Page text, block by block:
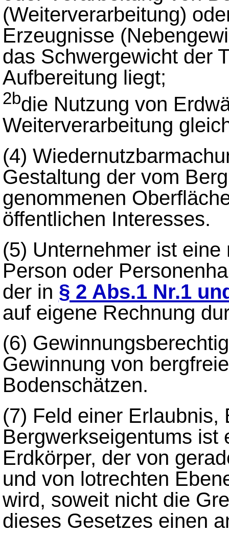
(Weiterverarbeitung)
Erzeugnisse
das Schwergewicht der
Aufbereitung liegt;
2bdie Nutzung von
Weiterverarbeitung
(4)
Gestaltung der vom
genommenen
öffentlichen Interesses.
(5) Unternehmer ist
Person oder
der in § 2 Abs.1 Nr.1
auf eigene Rechnung
(6)
Gewinnung von
Bodenschätzen.
(7) Feld einer Erlaubnis,
Bergwerkseigentums ist
Erdkörper, der von
und von lotrechten
wird, soweit nicht die
dieses Gesetzes einen